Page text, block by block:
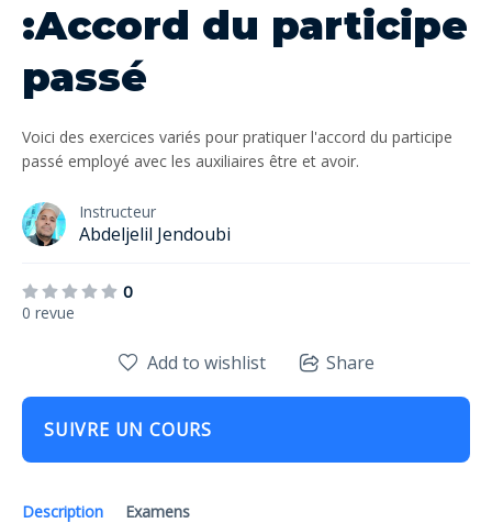
:Accord du participe
passé
Voici des exercices variés pour pratiquer l'accord du participe
passé employé avec les auxiliaires être et avoir.
Instructeur
Abdeljelil Jendoubi
0
0 revue
Description Examens
Add to wishlist Share
SUIVRE UN COURS